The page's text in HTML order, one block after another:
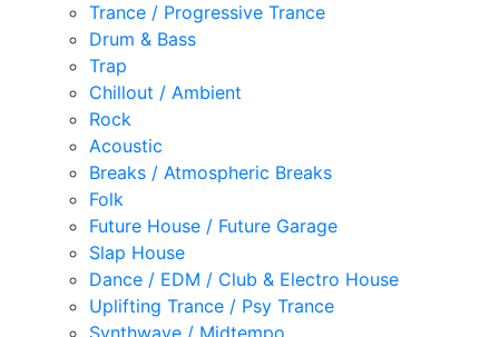
Trance / Progressive Trance
Drum & Bass
Trap
Chillout / Ambient
Rock
Acoustic
Breaks / Atmospheric Breaks
Folk
Future House / Future Garage
Slap House
Dance / EDM / Club & Electro House
Uplifting Trance / Psy Trance
Synthwave / Midtempo